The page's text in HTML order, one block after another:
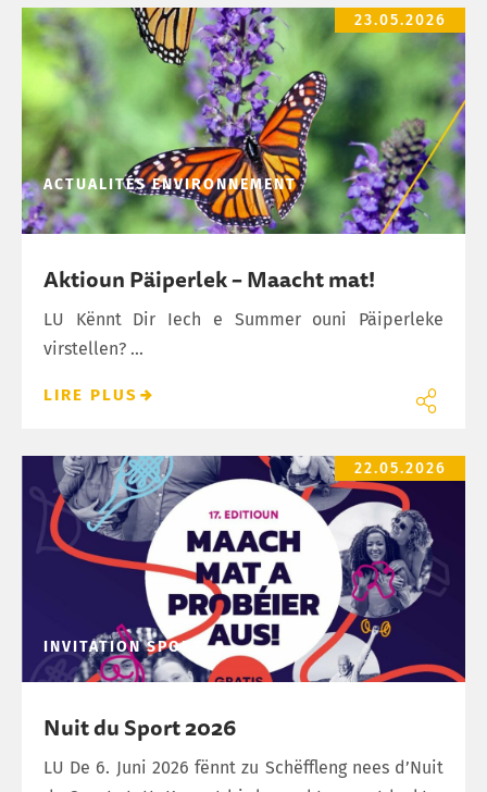
Aktioun Päiperlek – Maacht mat! 23.05.2026
ACTUALITÉS ENVIRONNEMENT
Aktioun Päiperlek – Maacht mat!
LU Kënnt Dir Iech e Summer ouni Päiperleke
virstellen? ...
LIRE PLUS
Nuit du Sport 2026 22.05.2026
INVITATION SPORT
Nuit du Sport 2026
LU De 6. Juni 2026 fënnt zu Schëffleng nees d’Nuit